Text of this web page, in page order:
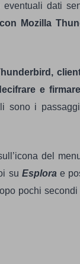
dati
Mozilla
e
sono i
del
su Esplora e
pochi